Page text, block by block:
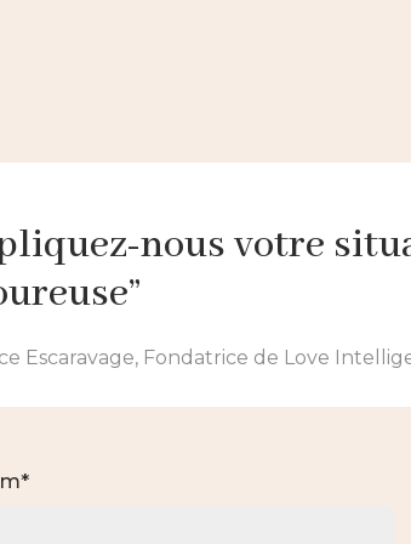
nous votre
Escaravage, Fondatrice de Love